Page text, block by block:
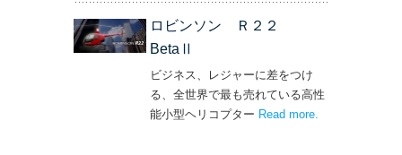
ロビンソン Ｒ２２
BetaⅡ
ビジネス、レジャーに差をつけ
る、全世界で最も売れている高性
能小型ヘリコプター Read more– ‘ロビンソン
.